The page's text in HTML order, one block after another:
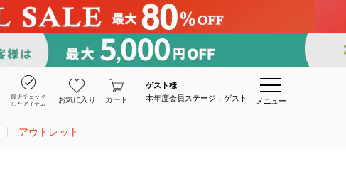
最近チェック
したアイテム
お気に入り カート
ゲスト様
本年度会員ステージ：ゲスト
メニュー
アウトレット